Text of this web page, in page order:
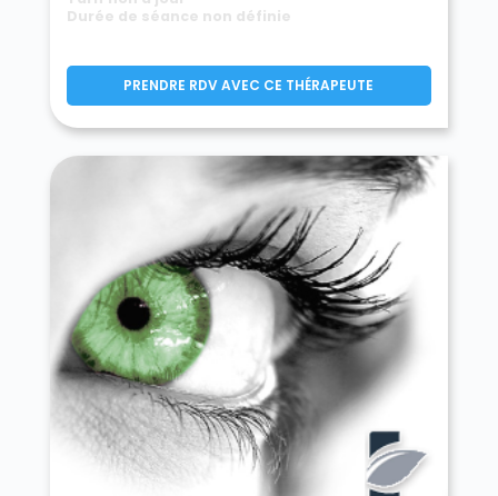
Durée de séance non définie
PRENDRE RDV AVEC CE THÉRAPEUTE